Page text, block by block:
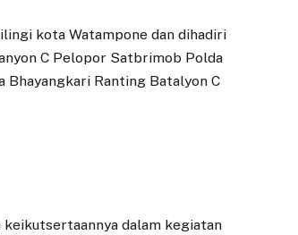
kota Watampone dan dihadiri
C Pelopor Satbrimob Polda
Bhayangkari Ranting Batalyon C
dalam kegiatan